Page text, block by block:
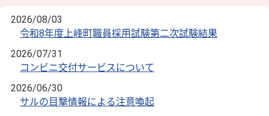
2026/08/03
令和8年度上峰町職員採用試験第二次試験結果
2026/07/31
コンビニ交付サービスについて
2026/06/30
サルの目撃情報による注意喚起